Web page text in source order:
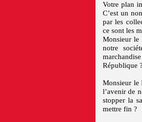
Votre plan
C’est un
par les
ce sont les
Monsieur le
notre
République ?
Monsieur le
l’avenir de
stopper la
mettre fin ?